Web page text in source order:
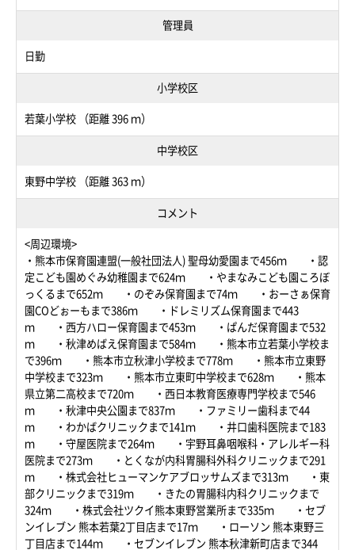
管理員
日勤
小学校区
若葉小学校 （距離 396 ｍ）
中学校区
東野中学校 （距離 363 ｍ）
コメント
<周辺環境>
・熊本市保育園連盟(一般社団法人) 聖母幼愛園まで456ｍ ・認
定こども園めぐみ幼稚園まで624ｍ ・やまなみこども園ころぼ
っくるまで652ｍ ・のぞみ保育園まで74ｍ ・おーさぁ保育
園COどぉーもまで386ｍ ・ドレミリズム保育園まで443
ｍ ・西方ハロー保育園まで453ｍ ・ぱんだ保育園まで532
ｍ ・秋津めばえ保育園まで584ｍ ・熊本市立若葉小学校ま
で396ｍ ・熊本市立秋津小学校まで778ｍ ・熊本市立東野
中学校まで323ｍ ・熊本市立東町中学校まで628ｍ ・熊本
県立第二高校まで720ｍ ・西日本教育医療専門学校まで546
ｍ ・秋津中央公園まで837ｍ ・ファミリー歯科まで44
ｍ ・わかばクリニックまで141ｍ ・井口歯科医院まで183
ｍ ・守屋医院まで264ｍ ・宇野耳鼻咽喉科・アレルギー科
医院まで273ｍ ・とくなが内科胃腸科外科クリニックまで291
ｍ ・株式会社ヒューマンケアブロッサムズまで313ｍ ・東
部クリニックまで319ｍ ・きたの胃腸科内科クリニックまで
324ｍ ・株式会社ツクイ熊本東野営業所まで335ｍ ・セブ
ンイレブン 熊本若葉2丁目店まで17ｍ ・ローソン 熊本東野三
丁目店まで144ｍ ・セブンイレブン 熊本秋津新町店まで344